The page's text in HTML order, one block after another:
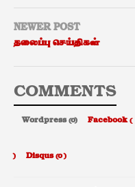
NEWER POST
தலைப்பு செய்திகள்
COMMENTS
Wordpress (0) Facebook (
) Disqus (0)